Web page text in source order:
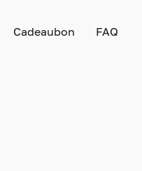
Cadeaubon FAQ